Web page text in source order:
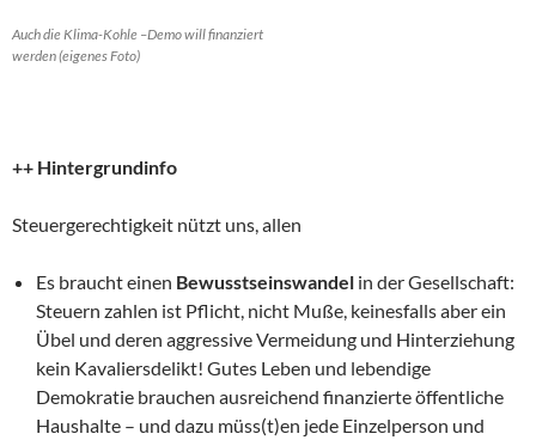
Auch die Klima-Kohle –Demo will finanziert
werden (eigenes Foto)
++ Hintergrundinfo
Steuergerechtigkeit nützt uns, allen
Es braucht einen Bewusstseinswandel in der Gesellschaft:
Steuern zahlen ist Pflicht, nicht Muße, keinesfalls aber ein
Übel und deren aggressive Vermeidung und Hinterziehung
kein Kavaliersdelikt! Gutes Leben und lebendige
Demokratie brauchen ausreichend finanzierte öffentliche
Haushalte – und dazu müss(t)en jede Einzelperson und